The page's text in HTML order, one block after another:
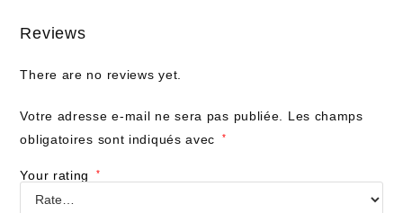
Reviews
There are no reviews yet.
Votre adresse e-mail ne sera pas publiée.
Les champs
obligatoires sont indiqués avec
*
Your rating *